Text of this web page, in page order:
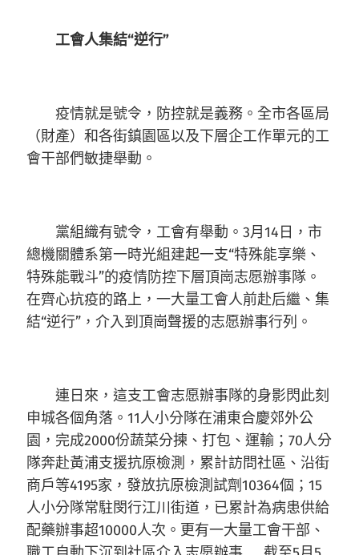
工會人集結“逆行”
疫情就是號令，防控就是義務。全市各區局
（財產）和各街鎮園區以及下層企工作單元的工
會干部們敏捷舉動。
黨組織有號令，工會有舉動。3月14日，市
總機關體系第一時光組建起一支“特殊能享樂、
特殊能戰斗”的疫情防控下層頂崗志愿辦事隊。
在齊心抗疫的路上，一大量工會人前赴后繼、集
結“逆行”，介入到頂崗聲援的志愿辦事行列。
連日來，這支工會志愿辦事隊的身影閃此刻
申城各個角落。11人小分隊在浦東合慶郊外公
園，完成2000份蔬菜分揀、打包、運輸；70人分
隊奔赴黃浦支援抗原檢測，累計訪問社區、沿街
商戶等4195家，發放抗原檢測試劑10364個；15
人小分隊常駐閔行江川街道，已累計為病患供給
配藥辦事超10000人次。更有一大量工會干部、